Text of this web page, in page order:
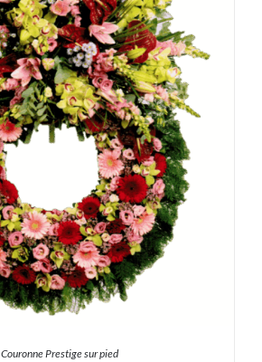
Couronne Prestige sur pied